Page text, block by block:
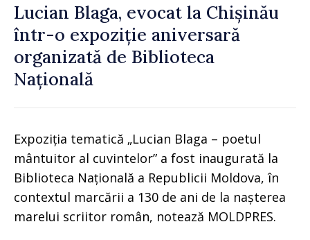
Lucian Blaga, evocat la Chișinău
într-o expoziție aniversară
organizată de Biblioteca
Națională
Expoziția tematică „Lucian Blaga – poetul
mântuitor al cuvintelor” a fost inaugurată la
Biblioteca Națională a Republicii Moldova, în
contextul marcării a 130 de ani de la nașterea
marelui scriitor român, notează MOLDPRES.